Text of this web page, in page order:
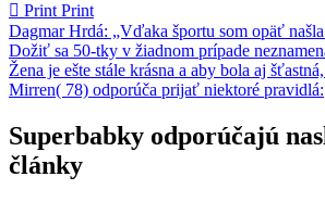
Print Print
Navigácia
v
článku
Dagmar Hrdá: „Vďaka športu som opäť
Dožiť sa 50-tky v žiadnom prípade
Žena je ešte stále krásna a aby bola aj
Mirren( 78) odporúča prijať niektoré pravidlá:
Superbabky odporúčajú
články